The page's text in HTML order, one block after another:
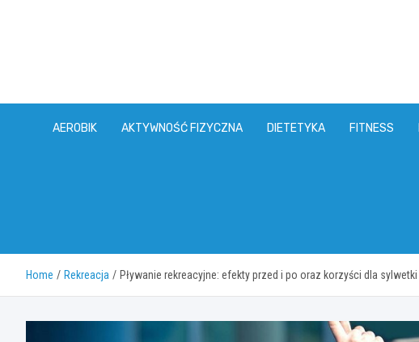
AEROBIK AKTYWNOŚĆ FIZYCZNA DIETETYKA FITNESS
Home Rekreacja Pływanie rekreacyjne: efekty przed i po oraz korzyści dla sylwetki